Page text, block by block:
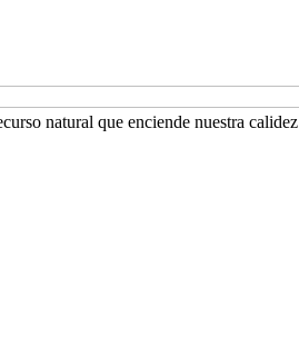
natural que enciende nuestra calidez